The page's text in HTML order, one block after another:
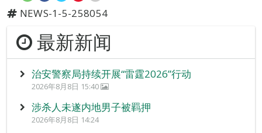
NEWS-1-5-258054
最新新闻
治安警察局持续开展“雷霆2026”行动
2026年8月8日 15:40
涉杀人未遂内地男子被羁押
2026年8月8日 14:24